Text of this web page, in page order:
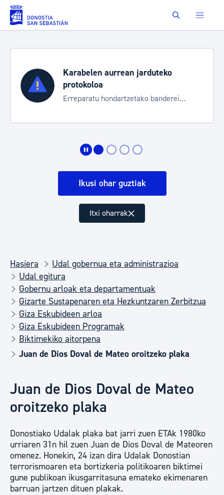
Eduki nagusira joan Buscar
Karabelen aurrean jarduteko
protokoloa
Erreparatu hondartzetako banderei
Ikusi ohar guztiak
Itxi oharrak
Hasiera
Udal gobernua eta administrazioa
Udal egitura
Gobernu arloak eta departamentuak
Gizarte Sustapenaren eta Hezkuntzaren Zerbitzua
Giza Eskubideen arloa
Giza Eskubideen Programak
Biktimekiko aitorpena
Juan de Dios Doval de Mateo oroitzeko plaka
Juan de Dios Doval de Mateo
oroitzeko plaka
Donostiako Udalak plaka bat jarri zuen ETAk 1980ko
urriaren 31n hil zuen Juan de Dios Doval de Mateoren
omenez. Honekin, 24 izan dira Udalak Donostian
terrorismoaren eta bortizkeria politikoaren biktimei
gune publikoan ikusgarritasuna emateko ekimenaren
barruan jartzen dituen plakak.